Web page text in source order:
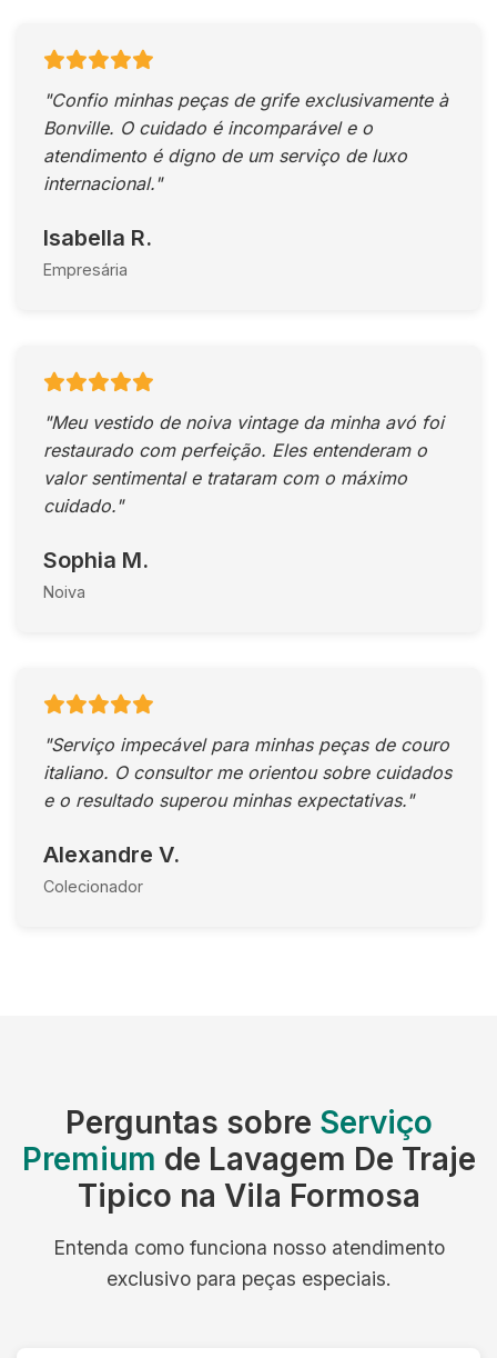
"Confio minhas peças de grife exclusivamente à
Bonville. O cuidado é incomparável e o
atendimento é digno de um serviço de luxo
internacional."
Isabella R.
Empresária
"Meu vestido de noiva vintage da minha avó foi
restaurado com perfeição. Eles entenderam o
valor sentimental e trataram com o máximo
cuidado."
Sophia M.
Noiva
"Serviço impecável para minhas peças de couro
italiano. O consultor me orientou sobre cuidados
e o resultado superou minhas expectativas."
Alexandre V.
Colecionador
Perguntas sobre Serviço
Premium de Lavagem De Traje
Tipico na Vila Formosa
Entenda como funciona nosso atendimento
exclusivo para peças especiais.